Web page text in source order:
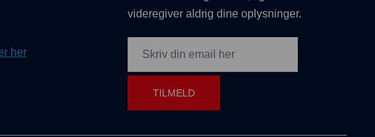
her
videregiver aldrig dine oplysninger.
TILMELD